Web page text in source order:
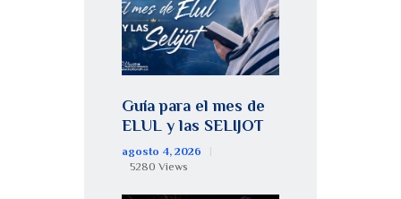
Guía para el mes de
ELUL y las SELIJOT
agosto 4, 2026
5280 Views